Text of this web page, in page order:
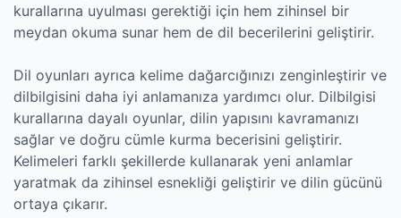
kurallarına uyulması gerektiği için hem zihinsel bir
meydan okuma sunar hem de dil becerilerini geliştirir.
Dil oyunları ayrıca kelime dağarcığınızı zenginleştirir ve
dilbilgisini daha iyi anlamanıza yardımcı olur. Dilbilgisi
kurallarına dayalı oyunlar, dilin yapısını kavramanızı
sağlar ve doğru cümle kurma becerisini geliştirir.
Kelimeleri farklı şekillerde kullanarak yeni anlamlar
yaratmak da zihinsel esnekliği geliştirir ve dilin gücünü
ortaya çıkarır.